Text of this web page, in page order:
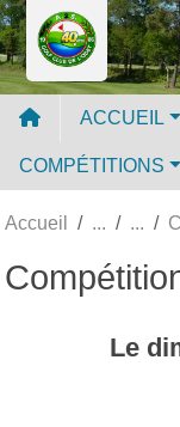
ACCUEIL
COMPÉTITIONS
Accueil
Le
Panneau de gestion